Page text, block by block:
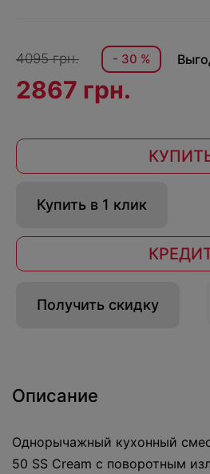
4095 грн. - 30 %
2867 грн.
Купить в 1 клик
Получить скидку
Описание
Однорычажный кухонный
50 SS Cream с поворотным